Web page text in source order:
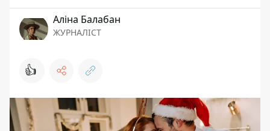
Аліна Балабан
ЖУРНАЛІСТ
👍